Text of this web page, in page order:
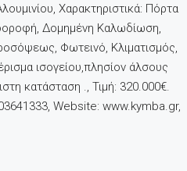
Χαρακτηριστικά: Πόρτα
Δομημένη Καλωδίωση,
Φωτεινό, Κλιματισμός,
ισογείου,πλησίον άλσους
κατάσταση ., Τιμή: 320.000€.
Website: www.kymba.gr,